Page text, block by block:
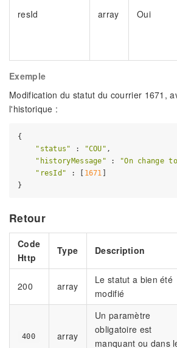
resId array Oui
Exemple
Modification du statut du courrier 1671,
l'historique :
{
"status"
: "COU" ,
"historyMessage" : "On change
"resId" : [ 1671
Retour
Code
Http
Type Description
200 array
Le statut a bien été
modifié
400 array
Un paramètre
obligatoire est
manquant ou dans